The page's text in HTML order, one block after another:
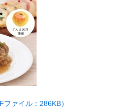
ァイル：286KB）